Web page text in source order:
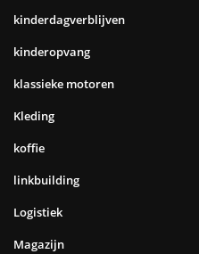
kinderdagverblijven
kinderopvang
klassieke motoren
Kleding
koffie
linkbuilding
Logistiek
Magazijn